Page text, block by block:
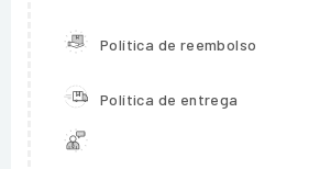
Política de reembolso
Política de entrega